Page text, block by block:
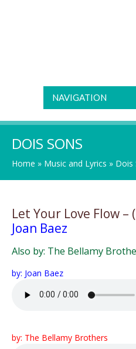
NAVIGATION
DOIS SONS
Home » Music and Lyrics » Dois
Let Your Love Flow –
Joan Baez
Also by: The Bellamy
by: Joan Baez
by: The Bellamy Brothers